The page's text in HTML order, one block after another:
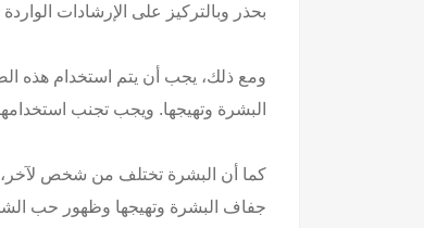
بحذر وبالتركيز على الإرشادات
ومع ذلك، يجب أن يتم استخدام هذه
البشرة وتهيجها. ويجب تجنب
كما أن البشرة تختلف من شخص لآخر،
جفاف البشرة وتهيجها وظهور حب